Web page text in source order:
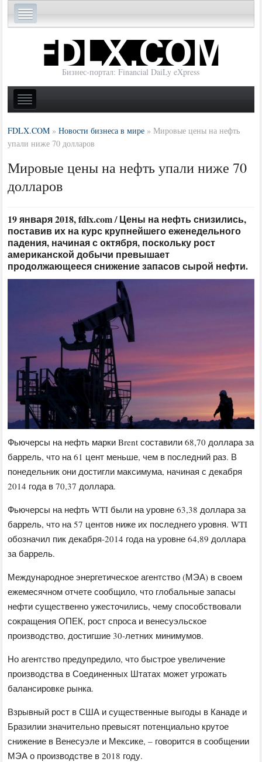
Бизнес-портал: Financial DaiLy eXpress
FDLX.COM »Новости бизнеса в мире »Мировые цены на нефть
упали ниже 70 долларов
Мировые цены на нефть упали ниже 70
долларов
19 января 2018, fdlx.com / Цены на нефть снизились,
поставив их на курс крупнейшего еженедельного
падения, начиная с октября, поскольку рост
американской добычи превышает
продолжающееся снижение запасов сырой нефти.
Фьючерсы на нефть марки Brent составили 68,70 доллара за
баррель, что на 61 цент меньше, чем в последний раз. В
понедельник они достигли максимума, начиная с декабря
2014 года в 70,37 доллара.
Фьючерсы на нефть WTI были на уровне 63,38 доллара за
баррель, что на 57 центов ниже их последнего уровня. WTI
обозначил пик декабря-2014 года на уровне 64,89 доллара
за баррель.
Международное энергетическое агентство (МЭА) в своем
ежемесячном отчете сообщило, что глобальные запасы
нефти существенно ужесточились, чему способствовали
сокращения ОПЕК, рост спроса и венесуэльское
производство, достигшие 30-летних минимумов.
Но агентство предупредило, что быстрое увеличение
производства в Соединенных Штатах может угрожать
балансировке рынка.
Взрывный рост в США и существенные выгоды в Канаде и
Бразилии значительно превысят потенциально крутое
снижение в Венесуэле и Мексике, – говорится в сообщении
МЭА о производстве в 2018 году.